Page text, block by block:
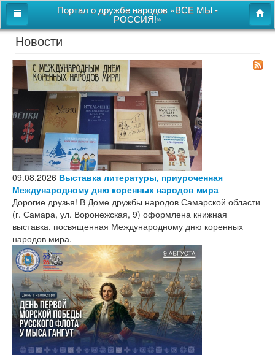
Портал о дружбе народов «ВСЕ МЫ -
РОССИЯ!»
Главная
Дом дружбы народов
Новости
СВОи
Этнокультурная карта
Казачий центр
Детям
Видео
Поиск
Карта сайта
Перейти к полной
версии сайта
Новости
09.08.2026 Выставка литературы, приуроченная
Международному дню коренных народов мира
Дорогие друзья! В Доме дружбы народов Самарской области
(г. Самара, ул. Воронежская, 9) оформлена книжная
выставка, посвященная Международному дню коренных
народов мира.